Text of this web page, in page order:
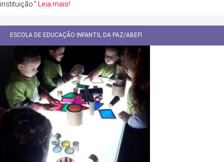
instituição." Leia mais!
ESCOLA DE EDUCAÇÃO INFANTIL DA PAZ/ABEFI